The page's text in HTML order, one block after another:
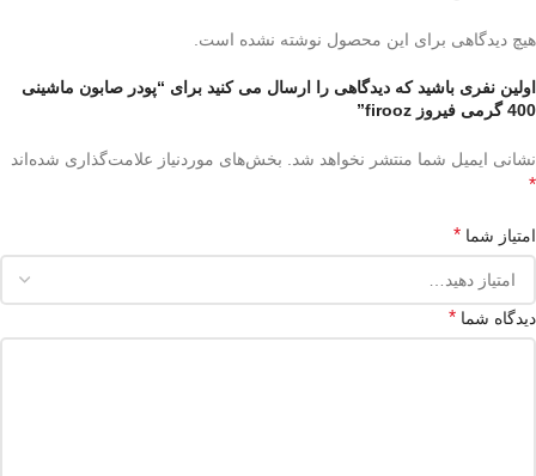
هیچ دیدگاهی برای این محصول نوشته نشده است.
اولین نفری باشید که دیدگاهی را ارسال می کنید برای “پودر صابون ماشینی
400 گرمی فیروز firooz”
نشانی ایمیل شما منتشر نخواهد شد. بخش‌های موردنیاز علامت‌گذاری شده‌اند
*
امتیاز شما *
دیدگاه شما *